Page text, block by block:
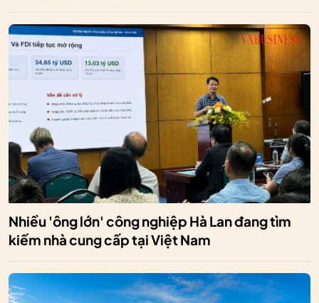
Nhiều 'ông lớn' công nghiệp Hà Lan đang tìm
kiếm nhà cung cấp tại Việt Nam